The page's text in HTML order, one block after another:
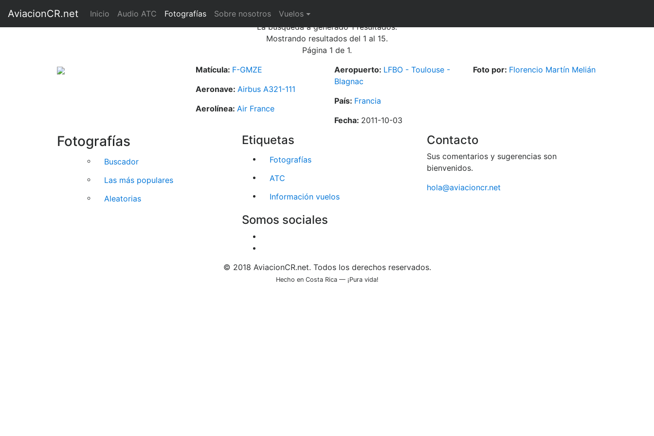
AviacionCR.net Inicio (current)
Audio ATC Fotografías Sobre nosotros Vuelos
Búsqueda de fotografías
La búsqueda a generado 1 resultados.
Mostrando resultados del 1 al 15.
Página 1 de 1.
Matícula: F-GMZE
Aeronave: Airbus A321-111
Aerolínea: Air France
Aeropuerto: LFBO - Toulouse -
Blagnac
País: Francia
Fecha: 2011-10-03
Foto por: Florencio Martín Melián
Fotografías
Buscador
Las más populares
Aleatorias
Etiquetas
Fotografías
ATC
Información vuelos
Somos sociales
Contacto
Sus comentarios y sugerencias son
bienvenidos.
hola@aviacioncr.net
© 2018 AviacionCR.net. Todos los derechos reservados.
Hecho en Costa Rica — ¡Pura vida!